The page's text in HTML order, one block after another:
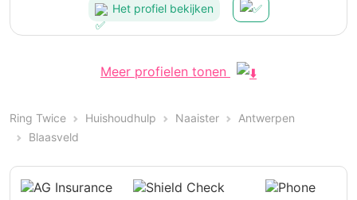
Het profiel bekijken
Meer profielen tonen
Ring Twice Huishoudhulp Naaister
Antwerpen
Blaasveld